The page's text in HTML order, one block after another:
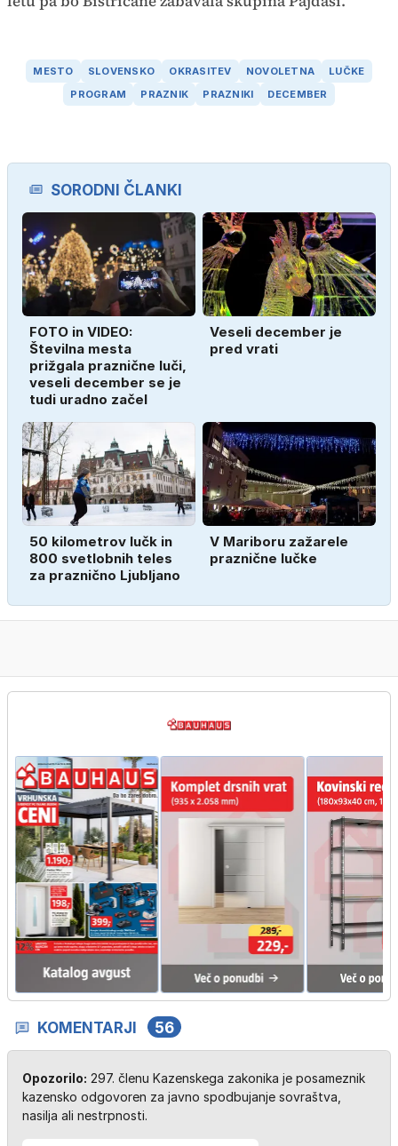
MESTO SLOVENSKO OKRASITEV NOVOLETNA
LUČKE
PROGRAM
PRAZNIK PRAZNIKI DECEMBER
SORODNI ČLANKI
FOTO in VIDEO:
Številna mesta
prižgala praznične luči,
veseli december se je
tudi uradno začel
Veseli december je
pred vrati
50 kilometrov lučk in
800 svetlobnih teles
za praznično Ljubljano
V Mariboru zažarele
praznične lučke
KOMENTARJI 56
Opozorilo: 297. členu Kazenskega zakonika je posameznik
kazensko odgovoren za javno spodbujanje sovraštva,
nasilja ali nestrpnosti.